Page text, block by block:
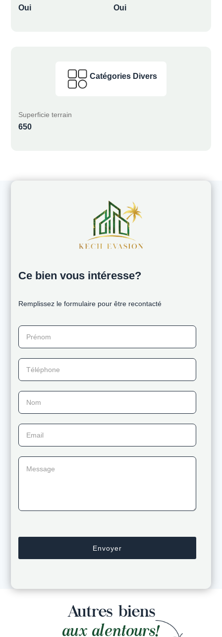
Oui Oui
Catégories Divers
Superficie terrain
650
Ce bien vous intéresse?
Remplissez le formulaire pour être recontacté
Autres biens
aux alentours!